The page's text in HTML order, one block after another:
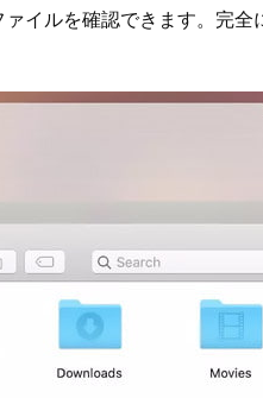
イルを確認できます。完